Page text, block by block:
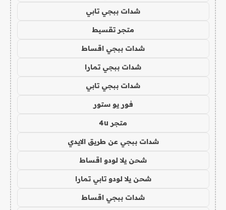
شدات ببجي تابي
متجر تقسيط
شدات ببجي اقساط
شدات ببجي تمارا
شدات ببجي تابي
فور يو ستور
متجر 4u
شدات ببجي عن طريق الايدي
شحن يلا لودو اقساط
شحن يلا لودو تابي تمارا
شدات ببجي اقساط